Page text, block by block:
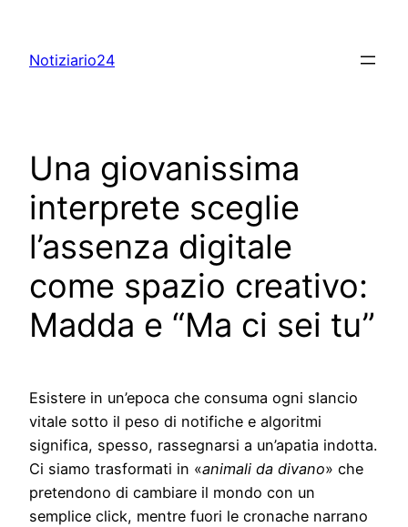
content
Notiziario24
Una giovanissima
interprete sceglie
l’assenza digitale
come spazio creativo:
Madda e “Ma ci sei tu”
Esistere in un’epoca che consuma ogni slancio
vitale sotto il peso di notifiche e algoritmi
significa, spesso, rassegnarsi a un’apatia indotta.
Ci siamo trasformati in «animali da divano» che
pretendono di cambiare il mondo con un
semplice click, mentre fuori le cronache narrano